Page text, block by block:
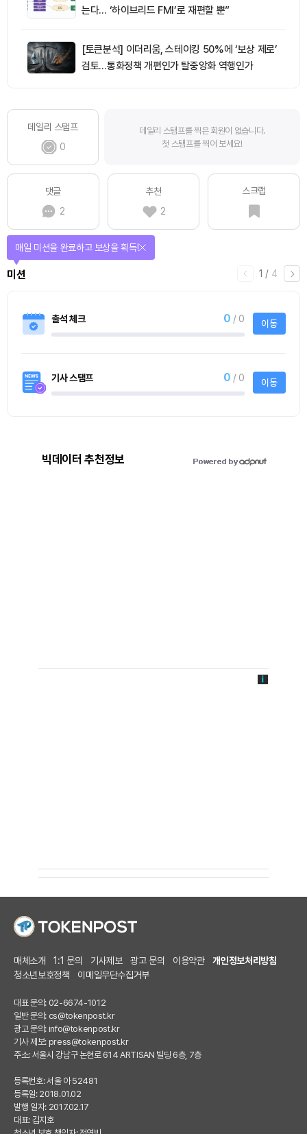
는다… ‘하이브리드 FMI’로 재편할 뿐”
[토큰분석] 이더리움, 스테이킹 50%에 ‘보상 제로’
검토…통화정책 개편인가 탈중앙화 역행인가
데일리 스탬프
0
데일리 스탬프를 찍은 회원이 없습니다.
첫 스탬프를 찍어 보세요!
댓글
2
추천
2
스크랩
1 / 4
미션
매일 미션을 완료하고 보상을 획득!
출석 체크 0 / 0 이동
기사 스탬프 0 / 0 이동
빅데이터 추천정보
매체소개 1:1 문의 기사제보 광고 문의 이용약관
개인정보처리방침
청소년보호정책
이메일무단수집거부
대표 문의: 02-6674-1012
일반 문의: cs@tokenpost.kr
광고 문의: info@tokenpost.kr
기사 제보: press@tokenpost.kr
주소: 서울시 강남구 논현로 614 ARTISAN 빌딩 6층, 7층
등록번호: 서울 아 52481
등록일: 2018.01.02
발행 일자: 2017.02.17
대표: 김지호